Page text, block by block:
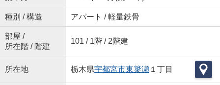
種別 / 構造 アパート / 軽量鉄骨
部屋 /
所在階 / 階建
101 / 1階 / 2階建
所在地 栃木県宇都宮市東簗瀬１丁目